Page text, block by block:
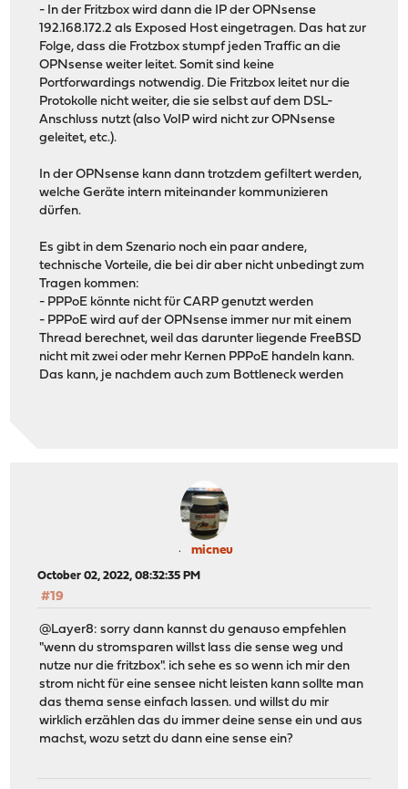
- In der Fritzbox wird dann die IP der OPNsense
192.168.172.2 als Exposed Host eingetragen. Das hat zur
Folge, dass die Frotzbox stumpf jeden Traffic an die
OPNsense weiter leitet. Somit sind keine
Portforwardings notwendig. Die Fritzbox leitet nur die
Protokolle nicht weiter, die sie selbst auf dem DSL-
Anschluss nutzt (also VoIP wird nicht zur OPNsense
geleitet, etc.).
In der OPNsense kann dann trotzdem gefiltert werden,
welche Geräte intern miteinander kommunizieren
dürfen.
Es gibt in dem Szenario noch ein paar andere,
technische Vorteile, die bei dir aber nicht unbedingt zum
Tragen kommen:
- PPPoE könnte nicht für CARP genutzt werden
- PPPoE wird auf der OPNsense immer nur mit einem
Thread berechnet, weil das darunter liegende FreeBSD
nicht mit zwei oder mehr Kernen PPPoE handeln kann.
Das kann, je nachdem auch zum Bottleneck werden
micneu
October 02, 2022, 08:32:35 PM
#19
@Layer8: sorry dann kannst du genauso empfehlen
"wenn du stromsparen willst lass die sense weg und
nutze nur die fritzbox". ich sehe es so wenn ich mir den
strom nicht für eine sensee nicht leisten kann sollte man
das thema sense einfach lassen. und willst du mir
wirklich erzählen das du immer deine sense ein und aus
machst, wozu setzt du dann eine sense ein?